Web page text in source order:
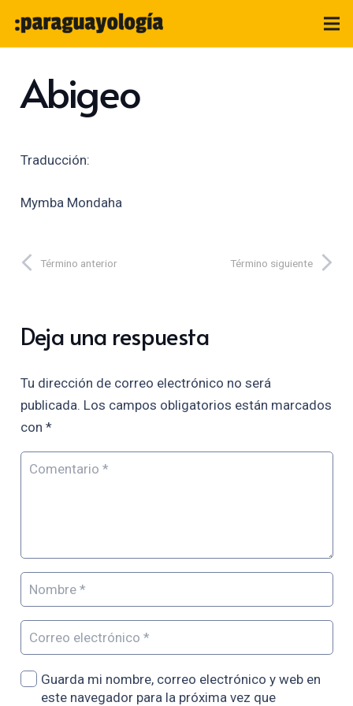
Abigeo
Traducción:
Mymba Mondaha
Término anterior Término siguiente
Deja una respuesta
Tu dirección de correo electrónico no será
publicada. Los campos obligatorios están marcados
con *
Guarda mi nombre, correo electrónico y web en
este navegador para la próxima vez que